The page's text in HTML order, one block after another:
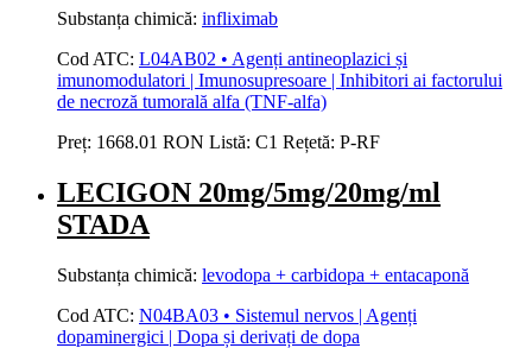
Substanța chimică: infliximab
Cod ATC: L04AB02 • Agenți antineoplazici și
imunomodulatori | Imunosupresoare | Inhibitori ai factorului
de necroză tumorală alfa (TNF-alfa)
Preț: 1668.01 RON Listă: C1 Rețetă: P-RF
LECIGON 20mg/5mg/20mg/ml
STADA
Substanța chimică: levodopa + carbidopa + entacaponă
Cod ATC: N04BA03 • Sistemul nervos | Agenți
dopaminergici | Dopa și derivați de dopa